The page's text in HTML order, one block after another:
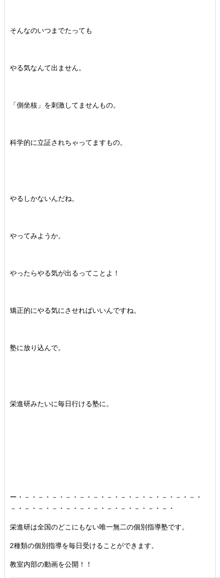
そんなのいつまでたっても
やる気なんて出ません。
「側坐核」を刺激してませんもの。
科学的に立証されちゃってますもの。
やるしかないんだね。
やってみようか。
やったらやる気が出るってことよ！
矯正的にやる気にさせればいいんですね。
塾に放り込んで。
栄進研みたいに毎日行ける塾に。
ー・－・－・－・－・－・－・－・－・－・－・－・－・－・
－・－・－・－・－・－・－・－・－・－・－・－・
栄進研は全国のどこにもない唯一無二の個別指導塾です。
2種類の個別指導を毎日受けることができます。
教室内部の動画を公開！！